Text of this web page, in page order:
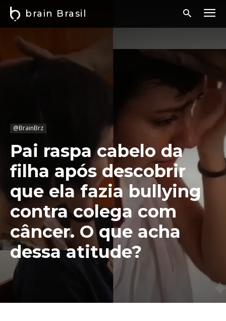
brain Brasil
@BrainBrz
Pai raspa cabelo da
filha após descobrir
que ela fazia bullying
contra colega com
câncer. O que acha
dessa atitude?